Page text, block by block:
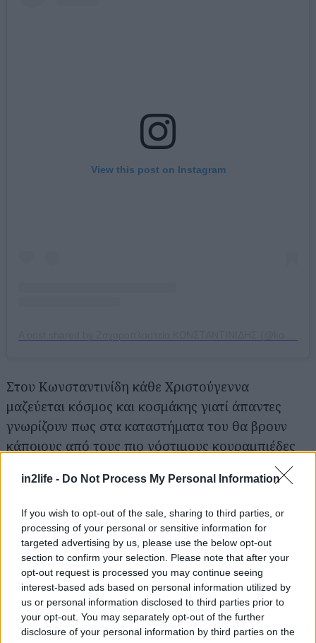
in2life - Do Not Process My Personal Information
If you wish to opt-out of the sale, sharing to third parties, or
processing of your personal or sensitive information for
targeted advertising by us, please use the below opt-out
section to confirm your selection. Please note that after your
opt-out request is processed you may continue seeing
interest-based ads based on personal information utilized by
us or personal information disclosed to third parties prior to
your opt-out. You may separately opt-out of the further
disclosure of your personal information by third parties on the
View this post on Instagram
Στου Κωνσταντινίδη κάθε Χριστούγεννα
μαζεύεται κόσμος και κοσμάκης γιατί άπαντες
γνωρίζουν πως στα καταστήματα του θα βρουν
κάποιους από τους πιο νόστιμους κουραμπιέδες
της Αθήνας. Εδώ ακολουθούν πιστά μια σπιτική
παραδοσιακή συνταγή με αιγοπρόβειο βούτυρο
γάλακτος, φίνο αλεύρι, φρεσκοτριμμένο
γαρύφαλλο και στο τέλος αφράτη άχνη ζάχαρη
και καβουρδισμένα ολόκληρα αμύγδαλα που
συνθέτουν μία από τις ομορφότερες απολαύσεις
των Χριστουγέννων.
Αριστοκρατικόν